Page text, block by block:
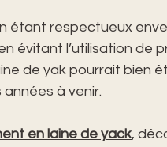
étant respectueux
évitant l’utilisation de
de yak pourrait bien
à venir.
en laine de yack,